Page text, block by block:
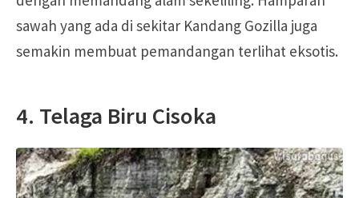
sawah yang ada di sekitar Kandang Gozilla juga
semakin membuat pemandangan terlihat eksotis.
4. Telaga Biru Cisoka